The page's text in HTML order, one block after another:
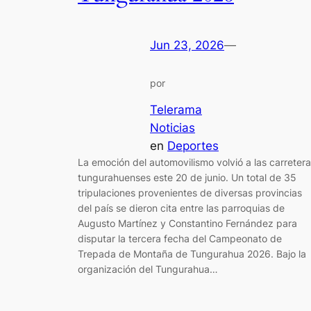
Jun 23, 2026—
por
Telerama
Noticias
en Deportes
La emoción del automovilismo volvió a las
tungurahuenses este 20 de junio. Un total de 35
tripulaciones provenientes de diversas provincias
del país se dieron cita entre las parroquias de
Augusto Martínez y Constantino Fernández para
disputar la tercera fecha del Campeonato de
Trepada de Montaña de Tungurahua 2026. Bajo la
organización del Tungurahua…